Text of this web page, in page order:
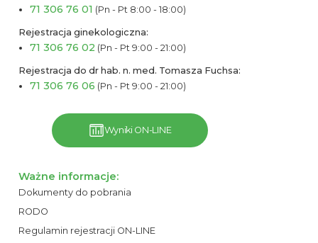
71 306 76 01 (Pn - Pt 8:00 - 18:00)
Rejestracja ginekologiczna:
71 306 76 02 (Pn - Pt 9:00 - 21:00)
Rejestracja do dr hab. n. med. Tomasza Fuchsa:
71 306 76 06 (Pn - Pt 9:00 - 21:00)
Wyniki ON-LINE
Ważne informacje:
Dokumenty do pobrania
RODO
Regulamin rejestracji ON-LINE